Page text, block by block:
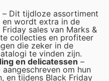
– Dit tijdloze assortiment
wordt extra in de
sales van Marks &
collecties en profiteer
die zeker in de
te vinden zijn.
en delicatessen –
om hun
en tijdens Black Friday